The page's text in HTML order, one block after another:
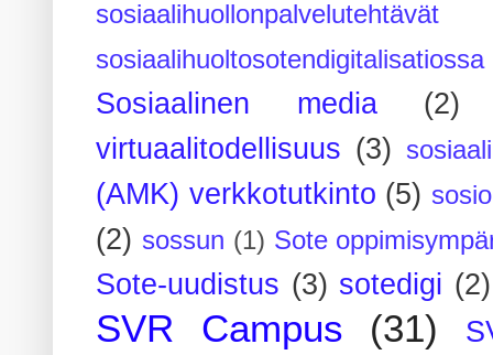
sosiaalihuollonpalvelutehtävät
sosiaalihuoltosotendigitalisatiossa
Sosiaalinen media
(2)
virtuaalitodellisuus (3)
(AMK) verkkotutkinto (5)
(2) sossun (1) Sote
Sote-uudistus (3) sotedigi (2)
SVR Campus (31)